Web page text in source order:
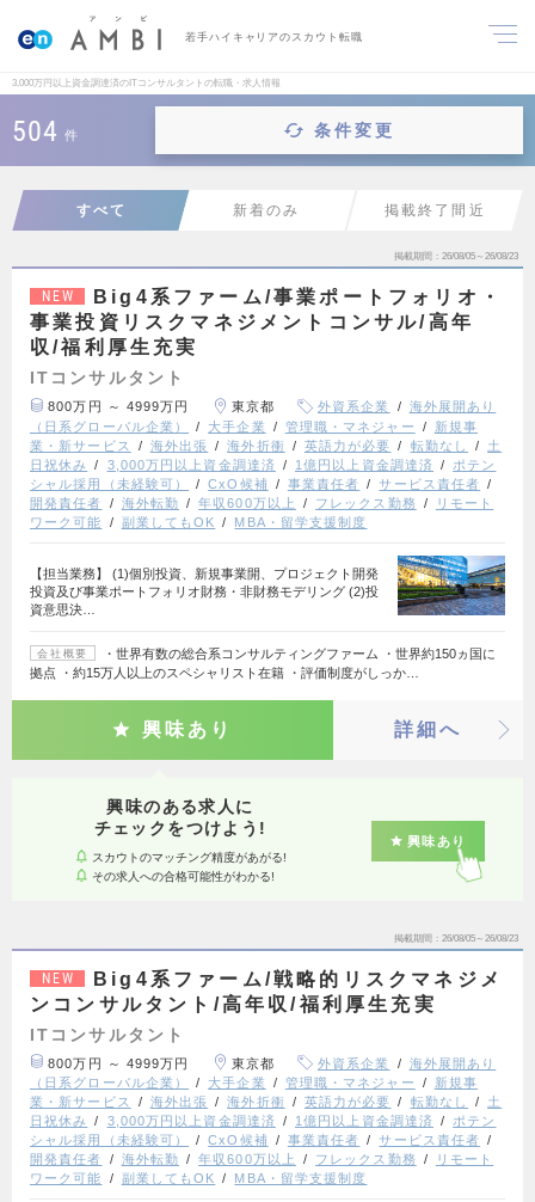
若手ハイキャリアのスカウト転職
3,000万円以上資金調達済のITコンサルタントの転職・求人情報
504 件 条件変更
すべて 新着のみ 掲載終了間近
掲載期間 26/08/05～26/08/23
NEW
Big4系ファーム/事業ポートフォリオ・
事業投資リスクマネジメントコンサル/高年
収/福利厚生充実
ITコンサルタント
800万円 ～ 4999万円 東京都 外資系企業
海外展開あり
（日系グローバル企業）
大手企業 管理職・マネジャー
新規事
業・新サービス
海外出張 海外折衝 英語力が必要 転勤なし
土
日祝休み
3,000万円以上資金調達済 1億円以上資金調達済
ポテン
シャル採用（未経験可）
CxO候補 事業責任者
サービス責任者
開発責任者
海外転勤 年収600万以上 フレックス勤務
リモート
ワーク可能
副業してもOK MBA・留学支援制度
【担当業務】 (1)個別投資、新規事業開、プロジェクト開発
投資及び事業ポートフォリオ財務・非財務モデリング (2)投
資意思決…
会社概要
・世界有数の総合系コンサルティングファーム ・世界約150ヵ国に
拠点 ・約15万人以上のスペシャリスト在籍 ・評価制度がしっか…
興味あり 詳細へ
興味のある求人に
チェックをつけよう!
スカウトのマッチング精度があがる!
その求人への合格可能性がわかる!
興味あり
掲載期間 26/08/05～26/08/23
NEW
Big4系ファーム/戦略的リスクマネジメ
ンコンサルタント/高年収/福利厚生充実
ITコンサルタント
800万円 ～ 4999万円 東京都 外資系企業
海外展開あり
（日系グローバル企業）
大手企業 管理職・マネジャー
新規事
業・新サービス
海外出張 海外折衝 英語力が必要 転勤なし
土
日祝休み
3,000万円以上資金調達済 1億円以上資金調達済
ポテン
シャル採用（未経験可）
CxO候補 事業責任者
サービス責任者
開発責任者
海外転勤 年収600万以上 フレックス勤務
リモート
ワーク可能
副業してもOK MBA・留学支援制度